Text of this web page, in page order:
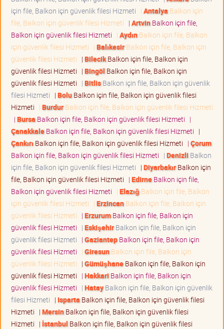
için file, Balkon için güvenlik filesi Hizmeti | Antalya Balkon için
file, Balkon için güvenlik filesi Hizmeti | ArtvinBalkon için file,
Balkon için güvenlik filesi Hizmeti | AydınBalkon için file, Balkon
için güvenlik filesi Hizmeti | BalıkesirBalkon için file, Balkon için
güvenlik filesi Hizmeti | BilecikBalkon için file, Balkon için
güvenlik filesi Hizmeti | Bingöl Balkon için file, Balkon için
güvenlik filesi Hizmeti | BitlisBalkon için file, Balkon için güvenlik
filesi Hizmeti | BoluBalkon için file, Balkon için güvenlik filesi
Hizmeti | BurdurBalkon için file, Balkon için güvenlik filesi Hizmeti
| Bursa Balkon için file, Balkon için güvenlik filesi Hizmeti |
ÇanakkaleBalkon için file, Balkon için güvenlik filesi Hizmeti |
Çankırı Balkon için file, Balkon için güvenlik filesi Hizmeti | Çorum
Balkon için file, Balkon için güvenlik filesi Hizmeti | Denizli Balkon
için file, Balkon için güvenlik filesi Hizmeti | DiyarbakırBalkon için
file, Balkon için güvenlik filesi Hizmeti | EdirneBalkon için file,
Balkon için güvenlik filesi Hizmeti | Elazığ Balkon için file, Balkon
için güvenlik filesi Hizmeti | ErzincanBalkon için file, Balkon için
güvenlik filesi Hizmeti | ErzurumBalkon için file, Balkon için
güvenlik filesi Hizmeti | EskişehirBalkon için file, Balkon için
güvenlik filesi Hizmeti | GaziantepBalkon için file, Balkon için
güvenlik filesi Hizmeti | GiresunBalkon için file, Balkon için
güvenlik filesi Hizmeti | GümüşhaneBalkon için file, Balkon için
güvenlik filesi Hizmeti | Hakkari Balkon için file, Balkon için
güvenlik filesi Hizmeti | HatayBalkon için file, Balkon için güvenlik
filesi Hizmeti | Isparta Balkon için file, Balkon için güvenlik filesi
Hizmeti | MersinBalkon için file, Balkon için güvenlik filesi
Hizmeti | İstanbul Balkon için file, Balkon için güvenlik filesi